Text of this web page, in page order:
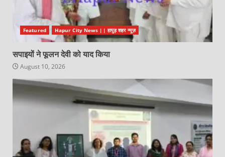
Featured Hapur City News || हापुड़ शहर न्यूज़
सपाइयों ने फूलन देवी को याद किया
August 10, 2026